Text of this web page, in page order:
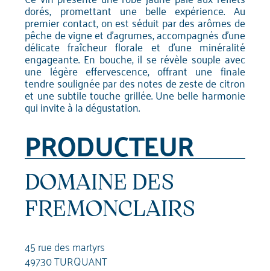
dorés, promettant une belle expérience. Au
premier contact, on est séduit par des arômes de
pêche de vigne et d'agrumes, accompagnés d'une
délicate fraîcheur florale et d'une minéralité
engageante. En bouche, il se révèle souple avec
une légère effervescence, offrant une finale
tendre soulignée par des notes de zeste de citron
et une subtile touche grillée. Une belle harmonie
qui invite à la dégustation.
PRODUCTEUR
DOMAINE DES
FREMONCLAIRS
45 rue des martyrs
49730 TURQUANT